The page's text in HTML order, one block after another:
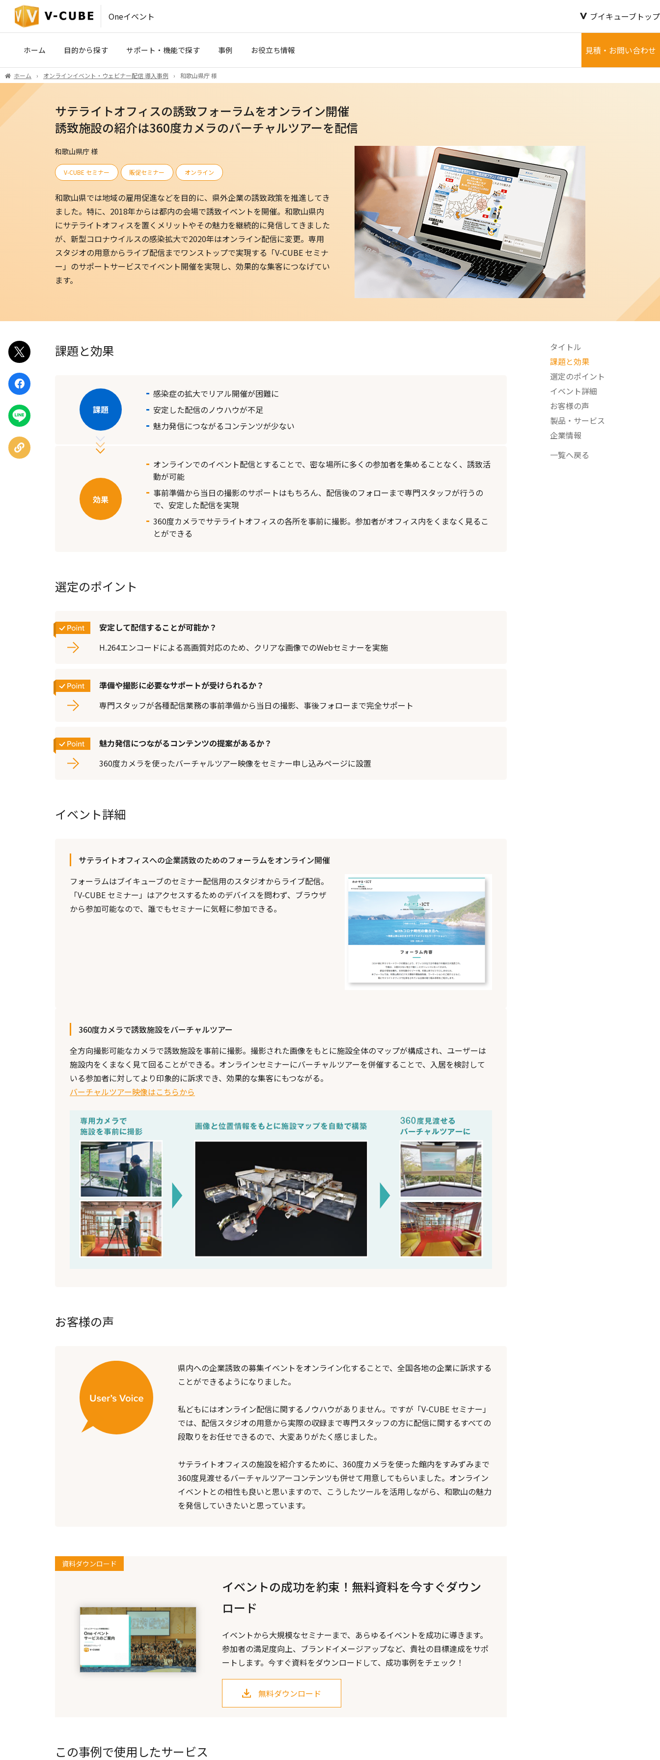
Oneイベント ブイキューブトップ
ホーム 目的から探す
IR・SRコミュニケーション
医療・製薬・学術イベント
サポート・機能で探す
PLATINUM STUDIO（東京）
VCP
V-CUBE セミナー
EventIn
Zoom ウェビナー
事例 お役立ち情報 見積・お問い合わせ
ホーム オンラインイベント・ウェビナー配信 導入事例 和歌山県庁 様
サテライトオフィスの誘致フォーラムをオンライン開催
誘致施設の紹介は360度カメラのバーチャルツアーを配信
和歌山県庁 様
V-CUBE セミナー 販促セミナー オンライン
和歌山県では地域の雇用促進などを目的に、県外企業の誘致政策を推進してき
ました。特に、2018年からは都内の会場で誘致イベントを開催。和歌山県内
にサテライトオフィスを置くメリットやその魅力を継続的に発信してきました
が、新型コロナウイルスの感染拡大で2020年はオンライン配信に変更。専用
スタジオの用意からライブ配信までワンストップで実現する「V-CUBE セミナ
ー」のサポートサービスでイベント開催を実現し、効果的な集客につなげてい
ます。
ポスト
シェア
LINEで
送る
URLを
コピー
課題と効果
感染症の拡大でリアル開催が困難に
安定した配信のノウハウが不足
魅力発信につながるコンテンツが少ない
オンラインでのイベント配信とすることで、密な場所に多くの参加者を集めることなく、誘致活
動が可能
事前準備から当日の撮影のサポートはもちろん、配信後のフォローまで専門スタッフが行うの
で、安定した配信を実現
360度カメラでサテライトオフィスの各所を事前に撮影。参加者がオフィス内をくまなく見るこ
とができる
選定のポイント
安定して配信することが可能か？
H.264エンコードによる高画質対応のため、クリアな画像でのWebセミナーを実施
準備や撮影に必要なサポートが受けられるか？
専門スタッフが各種配信業務の事前準備から当日の撮影、事後フォローまで完全サポート
魅力発信につながるコンテンツの提案があるか？
360度カメラを使ったバーチャルツアー映像をセミナー申し込みページに設置
イベント詳細
サテライトオフィスへの企業誘致のためのフォーラムをオンライン開催
フォーラムはブイキューブのセミナー配信用のスタジオからライブ配信。
「V-CUBE セミナー」はアクセスするためのデバイスを問わず、ブラウザ
から参加可能なので、誰でもセミナーに気軽に参加できる。
360度カメラで誘致施設をバーチャルツアー
全方向撮影可能なカメラで誘致施設を事前に撮影。撮影された画像をもとに施設全体のマップが構成され、ユーザーは
施設内をくまなく見て回ることができる。オンラインセミナーにバーチャルツアーを併催することで、入居を検討して
いる参加者に対してより印象的に訴求でき、効果的な集客にもつながる。
バーチャルツアー映像はこちらから
お客様の声
県内への企業誘致の募集イベントをオンライン化することで、全国各地の企業に訴求する
ことができるようになりました。
私どもにはオンライン配信に関するノウハウがありません。ですが「V-CUBE セミナー」
では、配信スタジオの用意から実際の収録まで専門スタッフの方に配信に関するすべての
段取りをお任せできるので、大変ありがたく感じました。
サテライトオフィスの施設を紹介するために、360度カメラを使った館内をすみずみまで
360度見渡せるバーチャルツアーコンテンツも併せて用意してもらいました。オンライン
イベントとの相性も良いと思いますので、こうしたツールを活用しながら、和歌山の魅力
を発信していきたいと思っています。
資料ダウンロード
イベントの成功を約束！無料資料を今すぐダウン
ロード
イベントから大規模なセミナーまで、あらゆるイベントを成功に導きます。
参加者の満足度向上、ブランドイメージアップなど、貴社の目標達成をサポ
ートします。今すぐ資料をダウンロードして、成功事例をチェック！
無料ダウンロード
この事例で使用したサービス
タイトル
課題と効果
選定のポイント
イベント詳細
お客様の声
製品・サービス
企業情報
一覧へ戻る